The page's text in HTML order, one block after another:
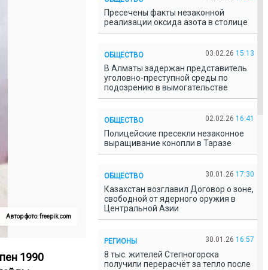
Автор фото: freepik.com
1990
Пресечены факты незаконной
реализации оксида азота в столице
ОБЩЕСТВО 03.02.26 15:13
В Алматы задержан представитель
уголовно-преступной среды по
подозрению в вымогательстве
ОБЩЕСТВО 02.02.26 16:41
Полицейские пресекли незаконное
выращивание конопли в Таразе
ОБЩЕСТВО 30.01.26 17:30
Казахстан возглавил Договор о зоне,
свободной от ядерного оружия в
Центральной Азии
РЕГИОНЫ 30.01.26 16:57
8 тыс. жителей Степногорска
получили перерасчёт за тепло после